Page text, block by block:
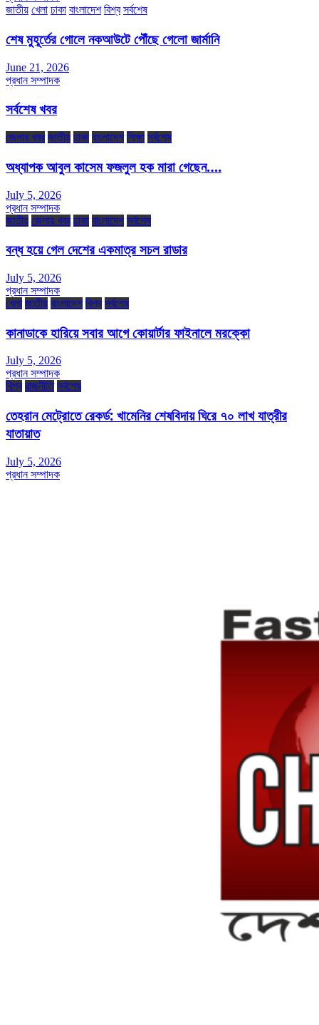
জাতীয় খেলা ঢাকা বাংলাদেশ বিশ্ব সর্বশেষ
শেষ মুহূর্তের গোলে নকআউটে পৌঁছে গেলো জার্মানি
June 21, 2026
প্রধান সম্পাদক
সর্বশেষ খবর
জেলার খবর জাতীয় ঢাকা বাংলাদেশ শিক্ষা সর্বশেষ
অধ্যাপক আবুল কাসেম ফজলুল হক মারা গেছেন….
July 5, 2026
প্রধান সম্পাদক
জাতীয় জেলার খবর ঢাকা বাংলাদেশ সর্বশেষ
বন্ধ হয়ে গেল দেশের একমাত্র সচল রাডার
July 5, 2026
প্রধান সম্পাদক
খেলা জাতীয় বাংলাদেশ বিশ্ব সর্বশেষ
কানাডাকে হারিয়ে সবার আগে কোয়ার্টার ফাইনালে মরক্কো
July 5, 2026
প্রধান সম্পাদক
বিশ্ব রাজনীতি সর্বশেষ
তেহরান মেট্রোতে রেকর্ড: খামেনির শেষবিদায় ঘিরে ৭০ লাখ যাত্রীর
যাতায়াত
July 5, 2026
প্রধান সম্পাদক